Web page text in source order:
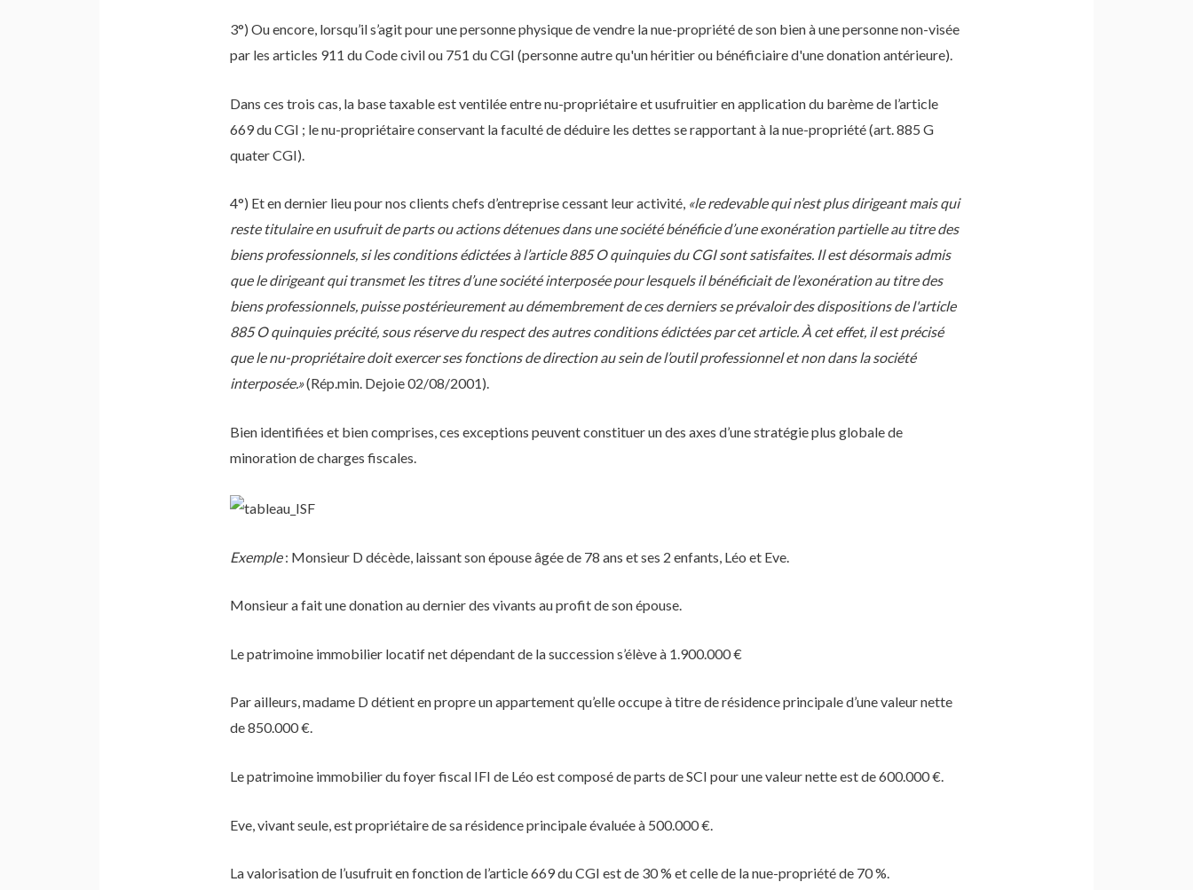
3°) Ou encore, lorsqu’il s’agit pour une personne physique de vendre la nue-propriété de son bien à une personne non-visée
par les articles 911 du Code civil ou 751 du CGI (personne autre qu'un héritier ou bénéficiaire d'une donation antérieure).
Dans ces trois cas, la base taxable est ventilée entre nu-propriétaire et usufruitier en application du barème de l’article
669 du CGI ; le nu-propriétaire conservant la faculté de déduire les dettes se rapportant à la nue-propriété (art. 885 G
quater CGI).
4°) Et en dernier lieu pour nos clients chefs d’entreprise cessant leur activité, «le redevable qui n’est plus dirigeant mais qui
reste titulaire en usufruit de parts ou actions détenues dans une société bénéficie d’une exonération partielle au titre des
biens professionnels, si les conditions édictées à l’article 885 O quinquies du CGI sont satisfaites. Il est désormais admis
que le dirigeant qui transmet les titres d’une société interposée pour lesquels il bénéficiait de l’exonération au titre des
biens professionnels, puisse postérieurement au démembrement de ces derniers se prévaloir des dispositions de l'article
885 O quinquies précité, sous réserve du respect des autres conditions édictées par cet article. À cet effet, il est précisé
que le nu-propriétaire doit exercer ses fonctions de direction au sein de l’outil professionnel et non dans la société
interposée.»(Rép.min. Dejoie 02/08/2001).
Bien identifiées et bien comprises, ces exceptions peuvent constituer un des axes d’une stratégie plus globale de
minoration de charges fiscales.
Exemple: Monsieur D décède, laissant son épouse âgée de 78 ans et ses 2 enfants, Léo et Eve.
Monsieur a fait une donation au dernier des vivants au profit de son épouse.
Le patrimoine immobilier locatif net dépendant de la succession s’élève à 1.900.000 €
Par ailleurs, madame D détient en propre un appartement qu’elle occupe à titre de résidence principale d’une valeur nette
de 850.000 €.
Le patrimoine immobilier du foyer fiscal IFI de Léo est composé de parts de SCI pour une valeur nette est de 600.000 €.
Eve, vivant seule, est propriétaire de sa résidence principale évaluée à 500.000 €.
La valorisation de l’usufruit en fonction de l’article 669 du CGI est de 30 % et celle de la nue-propriété de 70 %.